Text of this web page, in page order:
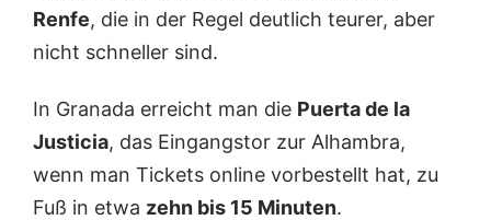
Renfe, die in der Regel deutlich teurer, aber
nicht schneller sind.
In Granada erreicht man die Puerta de la
Justicia, das Eingangstor zur Alhambra,
wenn man Tickets online vorbestellt hat, zu
Fuß in etwa zehn bis 15 Minuten.